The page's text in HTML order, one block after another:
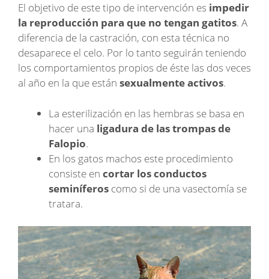
El objetivo de este tipo de intervención es impedir
la reproducción para que no tengan gatitos. A
diferencia de la castración, con esta técnica no
desaparece el celo. Por lo tanto seguirán teniendo
los comportamientos propios de éste las dos veces
al año en la que están sexualmente activos.
La esterilización en las hembras se basa en
hacer una ligadura de las trompas de
Falopio.
En los gatos machos este procedimiento
consiste en cortar los conductos
seminíferos como si de una vasectomía se
tratara.